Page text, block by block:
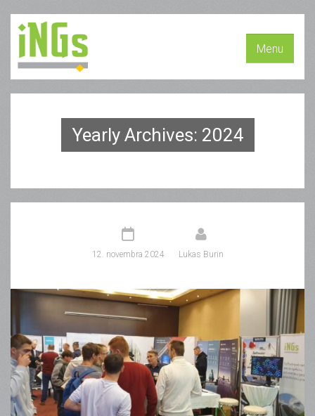
Menu
Yearly Archives: 2024
12. novembra 2024 Lukas Burin